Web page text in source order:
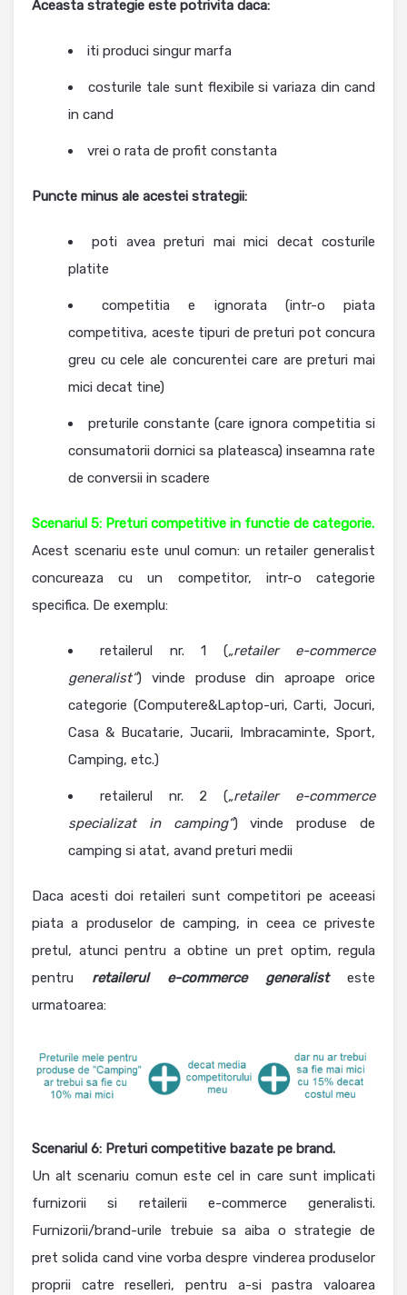
Aceasta strategie este potrivita daca:
iti produci singur marfa
costurile tale sunt flexibile si variaza din cand
in cand
vrei o rata de profit constanta
Puncte minus ale acestei strategii:
poti avea preturi mai mici decat costurile
platite
competitia e ignorata (intr-o piata
competitiva, aceste tipuri de preturi pot concura
greu cu cele ale concurentei care are preturi mai
mici decat tine)
preturile constante (care ignora competitia si
consumatorii dornici sa plateasca) inseamna rate
de conversii in scadere
Scenariul 5: Preturi competitive in functie de categorie.
Acest scenariu este unul comun: un retailer generalist
concureaza cu un competitor, intr-o categorie
specifica. De exemplu:
retailerul nr. 1 („retailer e-commerce
generalist”) vinde produse din aproape orice
categorie (Computere&Laptop-uri, Carti, Jocuri,
Casa & Bucatarie, Jucarii, Imbracaminte, Sport,
Camping, etc.)
retailerul nr. 2 („retailer e-commerce
specializat in camping”) vinde produse de
camping si atat, avand preturi medii
Daca acesti doi retaileri sunt competitori pe aceeasi
piata a produselor de camping, in ceea ce priveste
pretul, atunci pentru a obtine un pret optim, regula
pentru retailerul e-commerce generalist este
urmatoarea:
Scenariul 6: Preturi competitive bazate pe brand.
Un alt scenariu comun este cel in care sunt implicati
furnizorii si retailerii e-commerce generalisti.
Furnizorii/brand-urile trebuie sa aiba o strategie de
pret solida cand vine vorba despre vinderea produselor
proprii catre reselleri, pentru a-si pastra valoarea